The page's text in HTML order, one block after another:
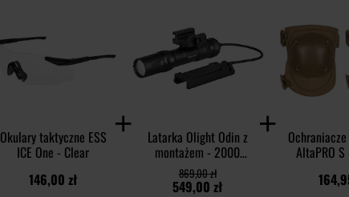
Okulary taktyczne ESS
ICE One - Clear
146,00 zł
Latarka Olight Odin z
montażem - 2000
lumenów
549,00 zł
869,00 zł
AltaPRO